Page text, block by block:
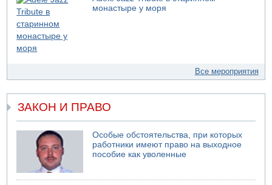
монастыре у моря
Все мероприятия
ЗАКОН И ПРАВО
Особые обстоятельства, при которых
работники имеют право на выходное
пособие как уволенные